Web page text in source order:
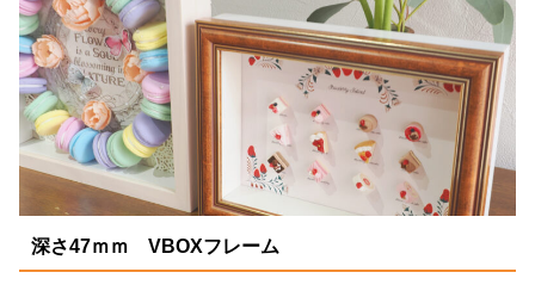
深さ47ｍｍ VBOXフレーム